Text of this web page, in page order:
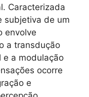
Caracterizada
subjetiva de um
envolve
a transdução
e a modulação
ocorre
e